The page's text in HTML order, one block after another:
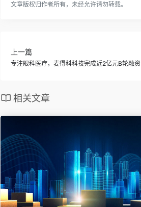
文章版权归作者所有，未经允许请勿转载。
上一篇
专注眼科医疗，麦得科科技完成近2亿元B轮融资
相关文章